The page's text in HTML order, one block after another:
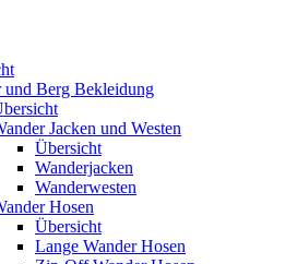
können
Touch-
und
Streichgesten
verwenden.
und Berg Bekleidung
Jacken und Westen
Übersicht
Wanderjacken
Wanderwesten
Hosen
Übersicht
Lange Wander Hosen